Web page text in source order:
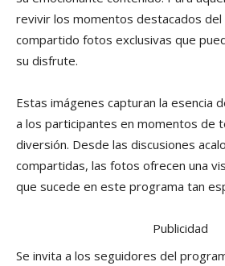
revivir los momentos destacados del
compartido fotos exclusivas que
su disfrute.
Estas imágenes capturan la esencia
a los participantes en momentos de
diversión. Desde las discusiones
compartidas, las fotos ofrecen una
que sucede en este programa tan
Publicidad
Se invita a los seguidores del